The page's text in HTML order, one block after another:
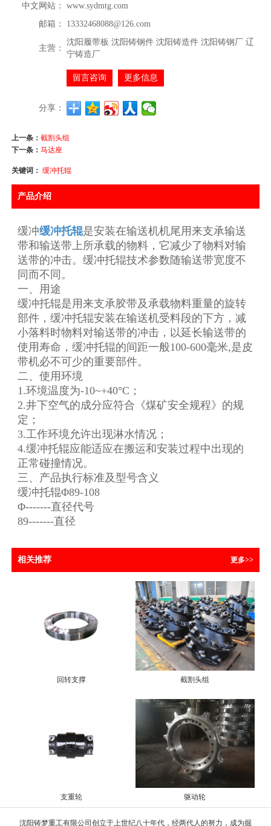
中文网站：
www.sydmtg.com
邮箱：
13332468088@126.com
主营：
沈阳履带板 沈阳铸钢件 沈阳铸造件 沈阳铸钢厂 辽
宁铸造厂
留言咨询 更多信息
分享：
上一条：截割头组
下一条：马达座
关键词：缓冲托辊
产品介绍
缓冲缓冲托辊是安装在输送机机尾用来支承输送
带和输送带上所承载的物料，它减少了物料对输
送带的冲击。缓冲托辊技术参数随输送带宽度不
同而不同。
一、用途
缓冲托辊是用来支承胶带及承载物料重量的旋转
部件，缓冲托辊安装在输送机受料段的下方，减
小落料时物料对输送带的冲击，以延长输送带的
使用寿命，缓冲托辊的间距一般100-600毫米,是皮
带机必不可少的重要部件。
二、使用环境
1.环境温度为-10~+40°C；
2.井下空气的成分应符合《煤矿安全规程》的规
定；
3.工作环境允许出现淋水情况；
4.缓冲托辊应能适应在搬运和安装过程中出现的
正常碰撞情况。
三、产品执行标准及型号含义
缓冲托辊Φ89-108
Φ-------直径代号
89-------直径
相关推荐 更多>>
回转支撑 截割头组
支重轮 驱动轮
沈阳铸梦重工有限公司创立于上世纪八十年代，经两代人的努力，成为掘